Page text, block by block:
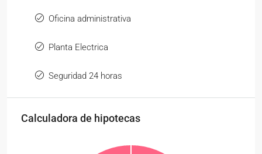
Oficina administrativa
Planta Electrica
Seguridad 24 horas
Calculadora de hipotecas